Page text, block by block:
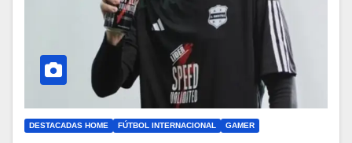
DESTACADAS HOME FÚTBOL INTERNACIONAL GAMER